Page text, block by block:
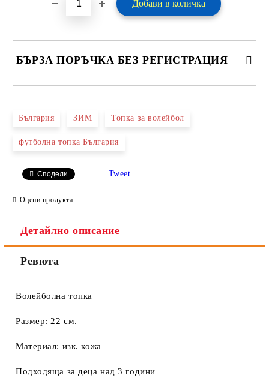
БЪРЗА ПОРЪЧКА БЕЗ РЕГИСТРАЦИЯ
Ние ще се свържем с вас в рамките на работния ден.
България ЗИМ Топка за волейбол
футболна топка България
Сподели Tweet
Оцени продукта
Детайлно описание
Ревюта
Волейболна топка
Размер: 22 см.
Материал: изк. кожа
Подходяща за деца над 3 години